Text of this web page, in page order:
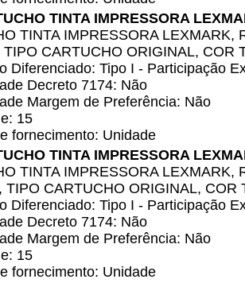
TINTA IMPRESSORA
TINTA IMPRESSORA LEXMARK,
CARTUCHO ORIGINAL, COR
Diferenciado: Tipo I - Participação
Decreto 7174: Não
Margem de Preferência: Não
15
fornecimento: Unidade
TINTA IMPRESSORA
TINTA IMPRESSORA LEXMARK,
TIPO CARTUCHO ORIGINAL, COR
Diferenciado: Tipo I - Participação
Decreto 7174: Não
Margem de Preferência: Não
15
fornecimento: Unidade